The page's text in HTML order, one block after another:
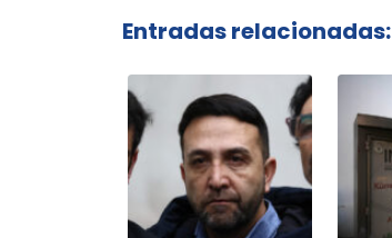
Entradas relacionadas: